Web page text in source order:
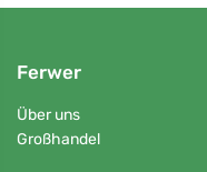
Ferwer
Über uns
Großhandel